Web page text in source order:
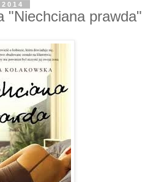
"Niechciana prawda"